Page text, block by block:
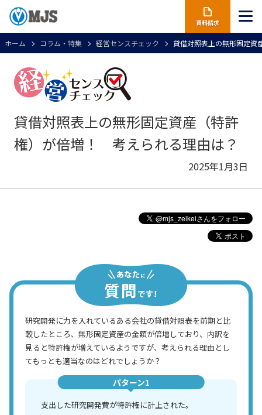
資料請求
ホーム コラム・特集 経営センスチェック 貸借対照表上の無形固定
貸借対照表上の無形固定資産（特許
権）が倍増！ 考えられる理由は？
2025年1月3日
研究開発に力を入れているある会社の貸借対照表を前期と比
較したところ、無形固定資産の金額が倍増しており、内訳を
見ると特許権が増えているようですが、考えられる理由とし
てもっとも適当なのはどれでしょうか？
パターン1
支出した研究開発費が特許権に計上された。